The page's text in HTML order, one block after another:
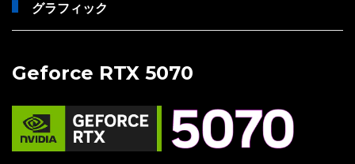
グラフィック
Geforce RTX 5070